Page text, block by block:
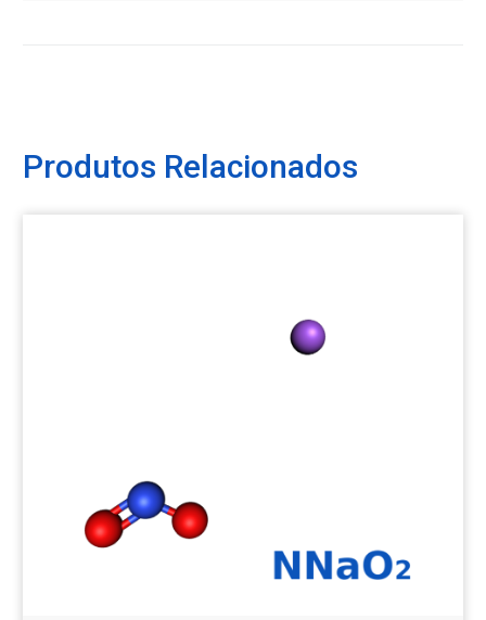
Produtos Relacionados